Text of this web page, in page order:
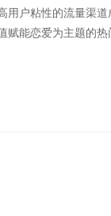
用户粘性的流量渠
赋能恋爱为主题的热